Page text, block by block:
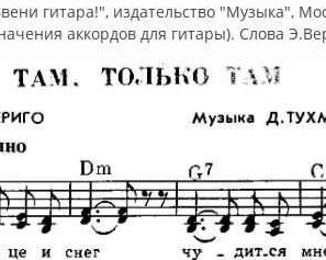
гитара!", издательство "Музыка",
аккордов для гитары). Слова